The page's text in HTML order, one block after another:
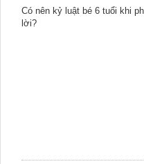
Có nên kỷ luật bé 6 tuổi khi
lời?